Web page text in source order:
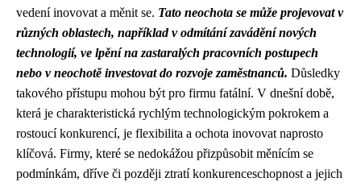
vedení inovovat a měnit se. Tato neochota se může projevovat v
různých oblastech, například v odmítání zavádění nových
technologií, ve lpění na zastaralých pracovních postupech
nebo v neochotě investovat do rozvoje zaměstnanců. Důsledky
takového přístupu mohou být pro firmu fatální. V dnešní době,
která je charakteristická rychlým technologickým pokrokem a
rostoucí konkurencí, je flexibilita a ochota inovovat naprosto
klíčová. Firmy, které se nedokážou přizpůsobit měnícím se
podmínkám, dříve či později ztratí konkurenceschopnost a jejich